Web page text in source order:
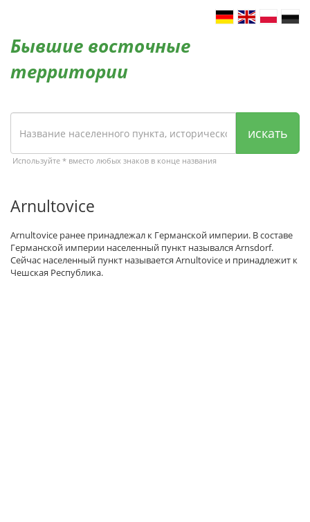
Бывшие восточные
территории
искать
Используйте * вместо любых знаков в конце названия
Arnultovice
Arnultovice ранее принадлежал к Германской империи. В составе
Германской империи населенный пункт назывался Arnsdorf.
Сейчас населенный пункт называется Arnultovice и принадлежит к
Чешская Республика.